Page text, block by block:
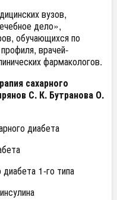
вузов,
дело»,
обучающихся по
врачей-
фармакологов.
сахарного
С. К. Бутранова О.
диабета
1-го типа